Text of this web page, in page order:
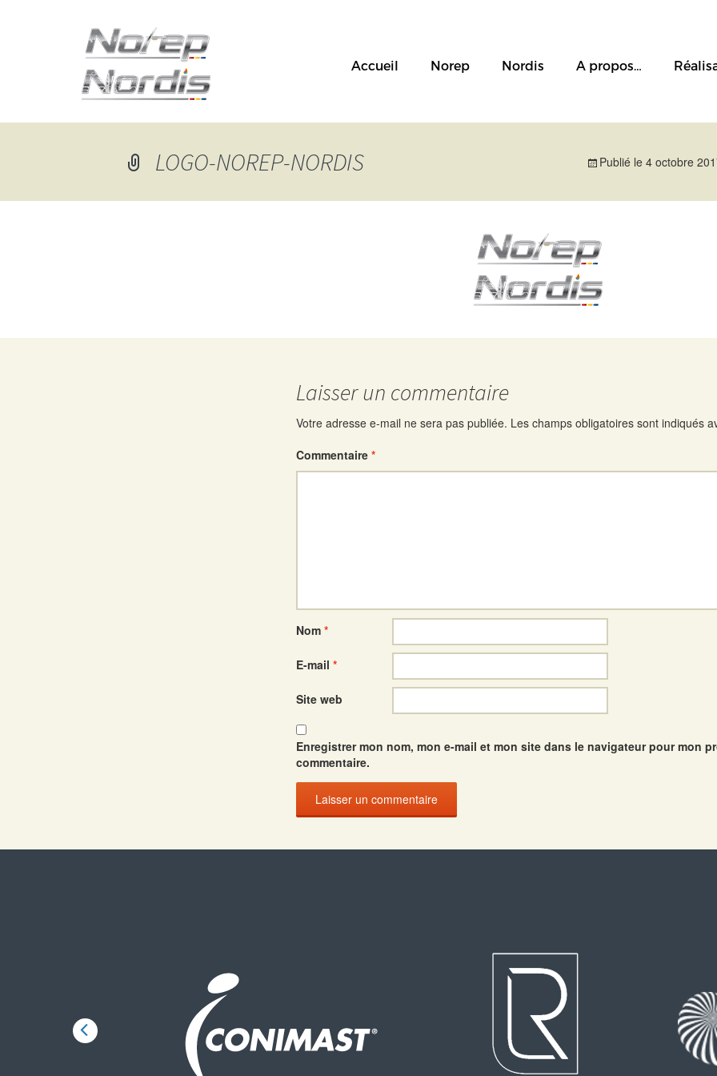
Accueil Norep Nordis A propos…
LOGO-NOREP-NORDIS Publié le 4 octobre
Laisser un commentaire
Votre adresse e-mail ne sera pas publiée. Les champs obligatoires sont indiqués
Commentaire *
Nom *
E-mail *
Site web
Enregistrer mon nom, mon e-mail et mon site dans le navigateur pour mon
commentaire.
